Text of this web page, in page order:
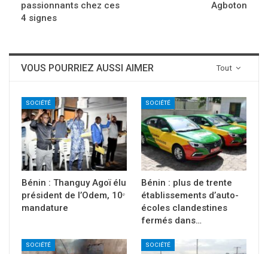
passionnants chez ces
4 signes
Agboton
Tout
VOUS POURRIEZ AUSSI AIMER
SOCIÉTÉ
Bénin : Thanguy Agoï élu
président de l’Odem, 10ᵉ
mandature
SOCIÉTÉ
Bénin : plus de trente
établissements d’auto-
écoles clandestines
fermés dans…
SOCIÉTÉ SOCIÉTÉ